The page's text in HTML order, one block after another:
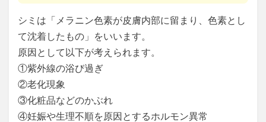
シミは「メラニン色素が皮膚内部に留まり、色素とし
て沈着したもの」をいいます。
原因として以下が考えられます。
①紫外線の浴び過ぎ
②老化現象
③化粧品などのかぶれ
④妊娠や生理不順を原因とするホルモン異常